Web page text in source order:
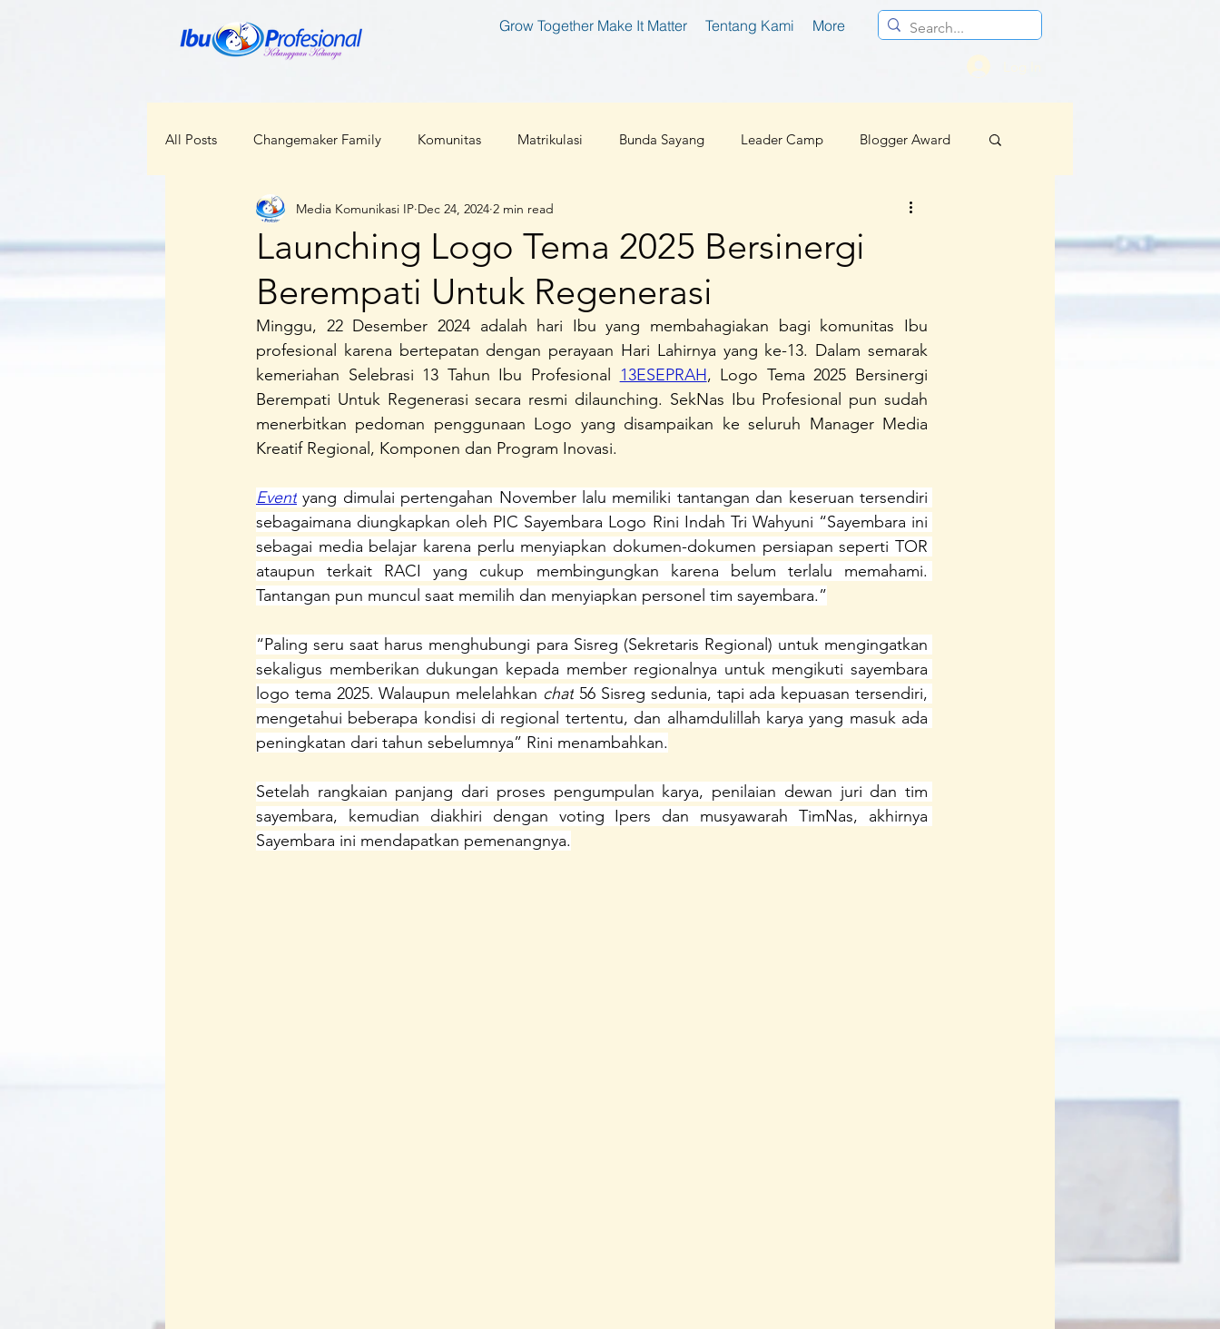
Grow Together Make It Matter Tentang Kami More
All Posts Changemaker Family Komunitas Matrikulasi Bunda Sayang Leader Camp Blogger Award
RBI Bunda Cekatan Bunda Produktif
Kabar Regional Perempuan dan Teknologi Corona 2019 Parenting
Kesehatan Lokal Mengglobal Ibu Pembaharu Inspirasi Foundation Ibu Inklusif
Regenerasi Ibu Profesional Bunda Sayang Konferensi Perempuan Indonesia A Home Team Ipedia
Festival Perempuan Pemimpin
Launching Logo Tema 2025 Bersinergi
Berempati Untuk Regenerasi
Media Komunikasi IP Dec 24, 2024 2 min read
Minggu, 22 Desember 2024 adalah hari Ibu yang membahagiakan bagi komunitas Ibu
profesional karena bertepatan dengan perayaan Hari Lahirnya yang ke-13. Dalam semarak
kemeriahan Selebrasi 13 Tahun Ibu Profesional
13ESEPRAH, Logo Tema 2025 Bersinergi
Berempati Untuk Regenerasi secara resmi dilaunching. SekNas Ibu Profesional pun sudah
menerbitkan pedoman penggunaan Logo yang disampaikan ke seluruh Manager Media
Kreatif Regional, Komponen dan Program Inovasi.
Event yang dimulai pertengahan November lalu memiliki tantangan dan keseruan tersendiri
sebagaimana diungkapkan oleh PIC Sayembara Logo Rini Indah Tri Wahyuni “Sayembara ini
sebagai media belajar karena perlu menyiapkan dokumen-dokumen persiapan seperti TOR
ataupun terkait RACI yang cukup membingungkan karena belum terlalu memahami.
Tantangan pun muncul saat memilih dan menyiapkan personel tim sayembara.”
“Paling seru saat harus menghubungi para Sisreg (Sekretaris Regional) untuk mengingatkan
sekaligus memberikan dukungan kepada member regionalnya untuk mengikuti sayembara
logo tema 2025. Walaupun melelahkan chat 56 Sisreg sedunia, tapi ada kepuasan tersendiri,
mengetahui beberapa kondisi di regional tertentu, dan alhamdulillah karya yang masuk ada
peningkatan dari tahun sebelumnya” Rini menambahkan.
Setelah rangkaian panjang dari proses pengumpulan karya, penilaian dewan juri dan tim
sayembara, kemudian diakhiri dengan voting Ipers dan musyawarah TimNas, akhirnya
Sayembara ini mendapatkan pemenangnya.